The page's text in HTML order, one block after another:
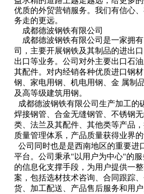
优质的外贸营销服务。我们有信心
务走的更远。
成都德波钢铁有限公司
成都德波钢铁有限公司是一家拥
司，主要开展钢铁及其制品的进出
出口等业务。公司对外主要出口石
其配件。对内经销各种优质进口钢
钢、家电用钢、机电用钢、金 属制
及高等级建筑用钢。
成都德波钢铁有限公司生产加工的
焊接钢管、合金无缝钢管、不锈钢
类、法兰及其配件、其他类等产品
质量管理体系，产品质量获得业界的
公司同时也是是西南地区的重要进
平台。公司秉承"以用户为中心"的
的信息化支撑手段，为用户提供一
案，包括选材技术咨询、合同跟踪
货、加工配送、产品售后服务和用